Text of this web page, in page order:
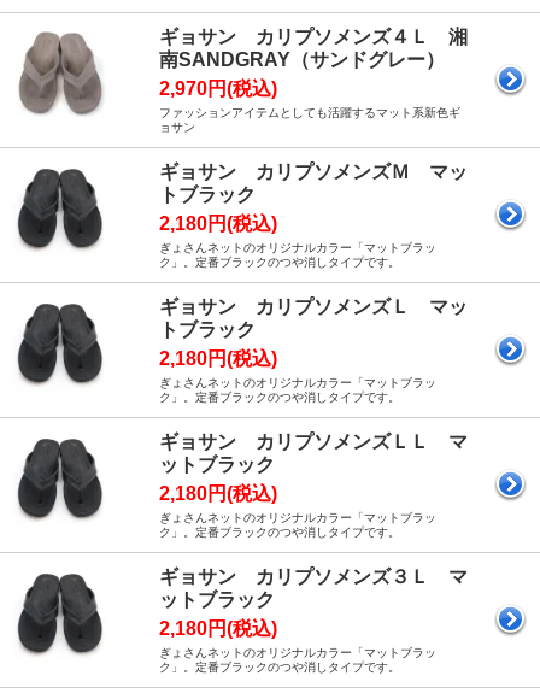
ギョサン カリプソメンズ４Ｌ 湘
南SANDGRAY（サンドグレー）
2,970円(税込)
ファッションアイテムとしても活躍するマット系新色ギ
ョサン
ギョサン カリプソメンズＭ マッ
トブラック
2,180円(税込)
ぎょさんネットのオリジナルカラー「マットブラッ
ク」。定番ブラックのつや消しタイプです。
ギョサン カリプソメンズＬ マッ
トブラック
2,180円(税込)
ぎょさんネットのオリジナルカラー「マットブラッ
ク」。定番ブラックのつや消しタイプです。
ギョサン カリプソメンズＬＬ マ
ットブラック
2,180円(税込)
ぎょさんネットのオリジナルカラー「マットブラッ
ク」。定番ブラックのつや消しタイプです。
ギョサン カリプソメンズ３Ｌ マ
ットブラック
2,180円(税込)
ぎょさんネットのオリジナルカラー「マットブラッ
ク」。定番ブラックのつや消しタイプです。